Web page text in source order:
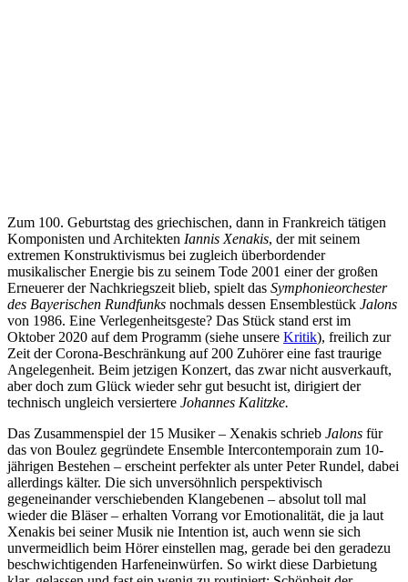
Zum 100. Geburtstag des griechischen, dann in Frankreich tätigen
Komponisten und Architekten Iannis Xenakis, der mit seinem
extremen Konstruktivismus bei zugleich überbordender
musikalischer Energie bis zu seinem Tode 2001 einer der großen
Erneuerer der Nachkriegszeit blieb, spielt das Symphonieorchester
des Bayerischen Rundfunks nochmals dessen Ensemblestück Jalons
von 1986. Eine Verlegenheitsgeste? Das Stück stand erst im
Oktober 2020 auf dem Programm (siehe unsere Kritik), freilich zur
Zeit der Corona-Beschränkung auf 200 Zuhörer eine fast traurige
Angelegenheit. Beim jetzigen Konzert, das zwar nicht ausverkauft,
aber doch zum Glück wieder sehr gut besucht ist, dirigiert der
technisch ungleich versiertere Johannes Kalitzke.
Das Zusammenspiel der 15 Musiker – Xenakis schrieb Jalons für
das von Boulez gegründete Ensemble Intercontemporain zum 10-
jährigen Bestehen – erscheint perfekter als unter Peter Rundel, dabei
allerdings kälter. Die sich unversöhnlich perspektivisch
gegeneinander verschiebenden Klangebenen – absolut toll mal
wieder die Bläser – erhalten Vorrang vor Emotionalität, die ja laut
Xenakis bei seiner Musik nie Intention ist, auch wenn sie sich
unvermeidlich beim Hörer einstellen mag, gerade bei den geradezu
beschwichtigenden Harfeneinwürfen. So wirkt diese Darbietung